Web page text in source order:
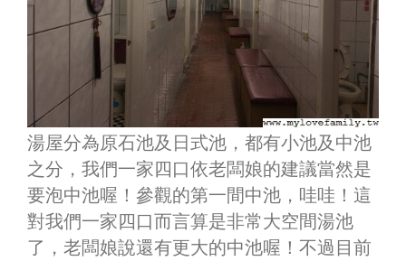
湯屋分為原石池及日式池，都有小池及中池
之分，我們一家四口依老闆娘的建議當然是
要泡中池喔！參觀的第一間中池，哇哇！這
對我們一家四口而言算是非常大空間湯池
了，老闆娘說還有更大的中池喔！不過目前